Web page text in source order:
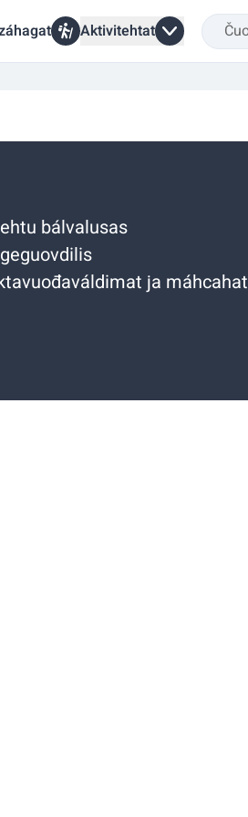
Aktivitehtat
bálvalusas
ja máhcahat